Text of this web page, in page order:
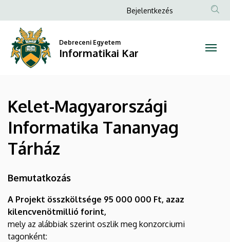
Magyarországi
Informatika
Tananyag
Tárház
Informatikai
Kar
a
tartalomra
Anonim
menüje
Bejelentkezés
Debreceni Egyetem
Informatikai Kar
Kelet-Magyarországi
Informatika Tananyag
Tárház
Bemutatkozás
A Projekt összköltsége 95 000 000 Ft, azaz
kilencvenötmillió forint,
mely az alábbiak szerint oszlik meg konzorciumi
tagonként: